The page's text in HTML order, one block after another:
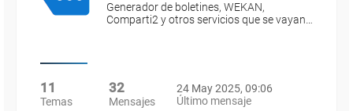
Generador de boletines, WEKAN,
Comparti2 y otros servicios que se vayan…
11
Temas
32
Mensajes
24 May 2025, 09:06
Último mensaje